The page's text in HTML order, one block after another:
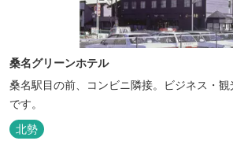
桑名グリーンホテル
桑名駅目の前、コンビニ隣接。ビジネス・
です。
北勢